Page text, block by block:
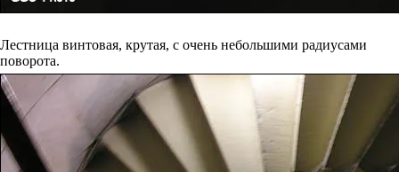
Лестница винтовая, крутая, с очень небольшими радиусами
поворота.